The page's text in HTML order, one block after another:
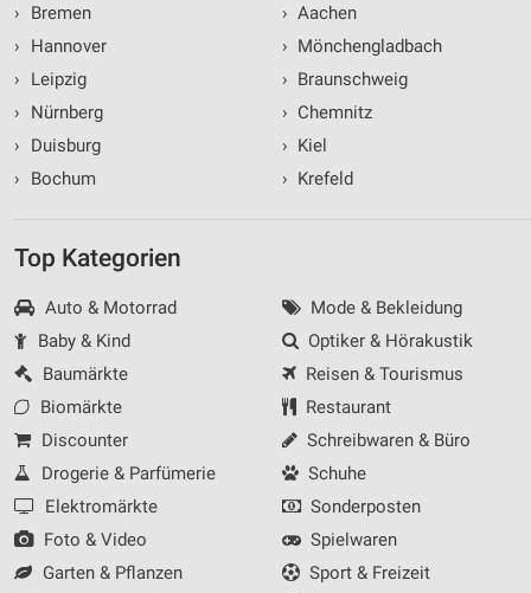
›
Bremen
›
Hannover
›
Leipzig
›
Nürnberg
›
Duisburg
›
Bochum
› Aachen
› Mönchengladbach
› Braunschweig
› Chemnitz
› Kiel
› Krefeld
Top Kategorien
Auto & Motorrad
Baby & Kind
Baumärkte
Biomärkte
Discounter
Drogerie & Parfümerie
Elektromärkte
Foto & Video
Garten & Pflanzen
Mode & Bekleidung
Optiker & Hörakustik
Reisen & Tourismus
Restaurant
Schreibwaren & Büro
Schuhe
Sonderposten
Spielwaren
Sport & Freizeit